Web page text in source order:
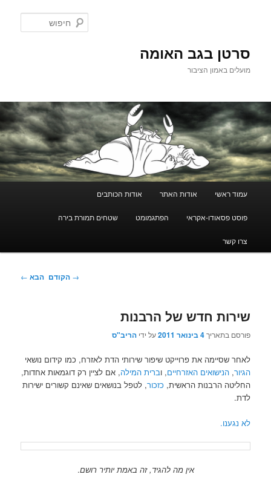
סרטן בגב האומה
מועלים באמון הציבור
עמוד ראשי אודות האתר אודות הכותבים
פוסט פסאודו-אקראי הפתגמומט שטחים תמורת בירה
צרו קשר
ניווט
→ הקודם הבא ←
שירות חדש של הרבנות
פורסם בתאריך4 בינואר 2011 על ידיהריב"ס
לאחר שסיימה את פרוייקט שיפור שירותי הדת לאזרח, כמו קידום נושאי
הגיור,הנישואים האזרחיים, וברית המילה, אם לציין רק דוגמאות אחדות,
החליטה הרבנות הראשית, כזכור, לטפל בנושאים שאינם קשורים ישירות
לדת.
לא נגענו.
אין מה להגיד, זה באמת יותיר רושם.